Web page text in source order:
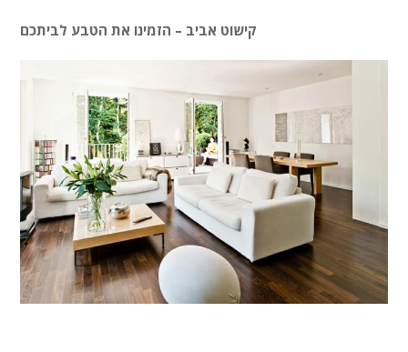
קישוט אביב – הזמינו את הטבע לביתכם